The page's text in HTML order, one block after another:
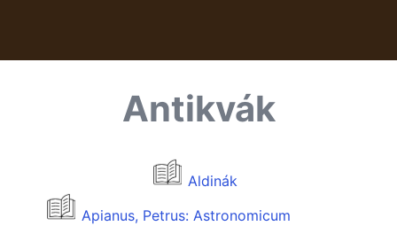
Antikvák
Aldinák
Apianus, Petrus: Astronomicum